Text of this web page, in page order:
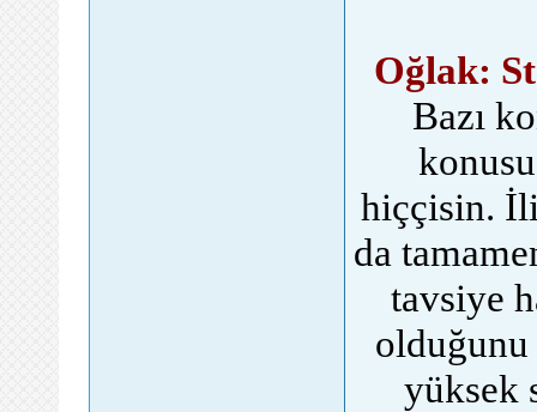
Oğlak:
Bazı
hiççisin.
da
tavsiye
yüksek